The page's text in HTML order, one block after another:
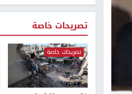
تصريحات خاصة
تصريحات خاصة